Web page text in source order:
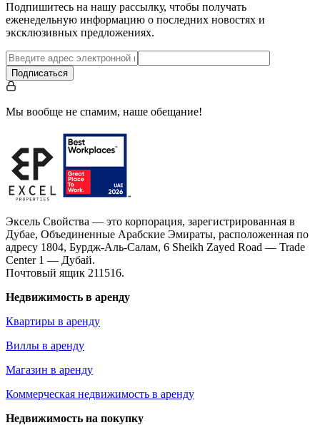
Подпишитесь на нашу рассылку, чтобы получать
еженедельную информацию о последних новостях и
эксклюзивных предложениях.
Подписаться
Мы вообще не спамим, наше обещание!
Эксель Свойства — это корпорация, зарегистрированная в
Дубае, Объединенные Арабские Эмираты, расположенная по
адресу 1804, Бурдж-Аль-Салам, 6 Sheikh Zayed Road — Trade
Center 1 — Дубай.
Почтовый ящик 211516.
Недвижимость в аренду
Квартиры в аренду
Виллы в аренду
Магазин в аренду
Коммерческая недвижимость в аренду
Недвижимость на покупку